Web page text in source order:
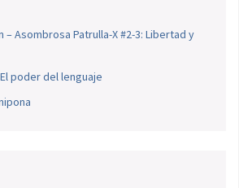
– Asombrosa Patrulla-X #2-3: Libertad y
poder del lenguaje